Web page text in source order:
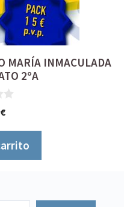
MARÍA INMACULADA
2ºA
€